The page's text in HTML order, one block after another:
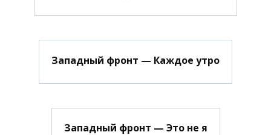
Западный фронт — Каждое утро
Западный фронт — Это не я